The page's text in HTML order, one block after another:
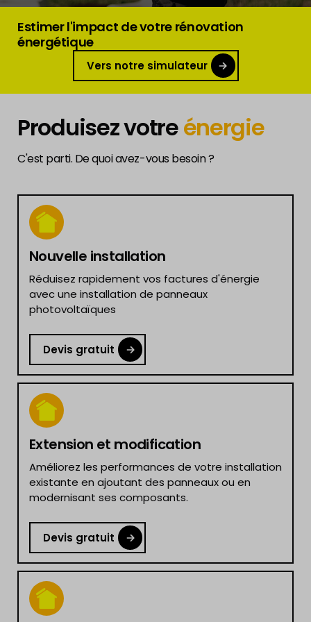
Estimer l'impact de votre rénovation
énergétique
Vers notre simulateur
Produisez votreénergie
C'est parti. De quoi avez-vous besoin ?
Nouvelle installation
Réduisez rapidement vos factures d'énergie
avec une installation de panneaux
photovoltaïques
Devis gratuit
Extension et modification
Améliorez les performances de votre installation
existante en ajoutant des panneaux ou en
modernisant ses composants.
Devis gratuit